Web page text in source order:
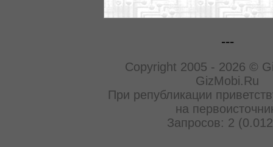
---
Copyright 2005 - 2026 ©
GizMobi.Ru
При републикации
на
Запросов: 2